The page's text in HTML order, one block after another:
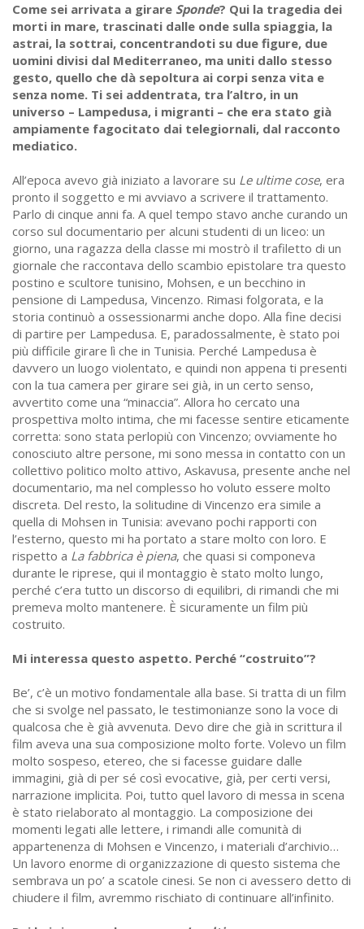
Come sei arrivata a girare Sponde? Qui la tragedia dei
morti in mare, trascinati dalle onde sulla spiaggia, la
astrai, la sottrai, concentrandoti su due figure, due
uomini divisi dal Mediterraneo, ma uniti dallo stesso
gesto, quello che dà sepoltura ai corpi senza vita e
senza nome. Ti sei addentrata, tra l’altro, in un
universo – Lampedusa, i migranti – che era stato già
ampiamente fagocitato dai telegiornali, dal racconto
mediatico.
All’epoca avevo già iniziato a lavorare su Le ultime cose, era
pronto il soggetto e mi avviavo a scrivere il trattamento.
Parlo di cinque anni fa. A quel tempo stavo anche curando un
corso sul documentario per alcuni studenti di un liceo: un
giorno, una ragazza della classe mi mostrò il trafiletto di un
giornale che raccontava dello scambio epistolare tra questo
postino e scultore tunisino, Mohsen, e un becchino in
pensione di Lampedusa, Vincenzo. Rimasi folgorata, e la
storia continuò a ossessionarmi anche dopo. Alla fine decisi
di partire per Lampedusa. E, paradossalmente, è stato poi
più difficile girare lì che in Tunisia. Perché Lampedusa è
davvero un luogo violentato, e quindi non appena ti presenti
con la tua camera per girare sei già, in un certo senso,
avvertito come una “minaccia”. Allora ho cercato una
prospettiva molto intima, che mi facesse sentire eticamente
corretta: sono stata perlopiù con Vincenzo; ovviamente ho
conosciuto altre persone, mi sono messa in contatto con un
collettivo politico molto attivo, Askavusa, presente anche nel
documentario, ma nel complesso ho voluto essere molto
discreta. Del resto, la solitudine di Vincenzo era simile a
quella di Mohsen in Tunisia: avevano pochi rapporti con
l’esterno, questo mi ha portato a stare molto con loro. E
rispetto a La fabbrica è piena, che quasi si componeva
durante le riprese, qui il montaggio è stato molto lungo,
perché c’era tutto un discorso di equilibri, di rimandi che mi
premeva molto mantenere. È sicuramente un film più
costruito.
Mi interessa questo aspetto. Perché “costruito”?
Be’, c’è un motivo fondamentale alla base. Si tratta di un film
che si svolge nel passato, le testimonianze sono la voce di
qualcosa che è già avvenuta. Devo dire che già in scrittura il
film aveva una sua composizione molto forte. Volevo un film
molto sospeso, etereo, che si facesse guidare dalle
immagini, già di per sé così evocative, già, per certi versi,
narrazione implicita. Poi, tutto quel lavoro di messa in scena
è stato rielaborato al montaggio. La composizione dei
momenti legati alle lettere, i rimandi alle comunità di
appartenenza di Mohsen e Vincenzo, i materiali d’archivio…
Un lavoro enorme di organizzazione di questo sistema che
sembrava un po’ a scatole cinesi. Se non ci avessero detto di
chiudere il film, avremmo rischiato di continuare all’infinito.